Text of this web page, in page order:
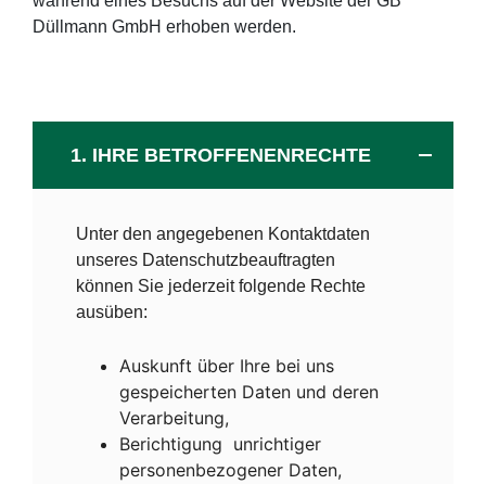
Düllmann GmbH erhoben werden.
1. IHRE BETROFFENENRECHTE
Unter den angegebenen Kontaktdaten
unseres Datenschutzbeauftragten
können Sie jederzeit folgende Rechte
ausüben:
Auskunft über Ihre bei uns
gespeicherten Daten und deren
Verarbeitung,
Berichtigung unrichtiger
personenbezogener Daten,